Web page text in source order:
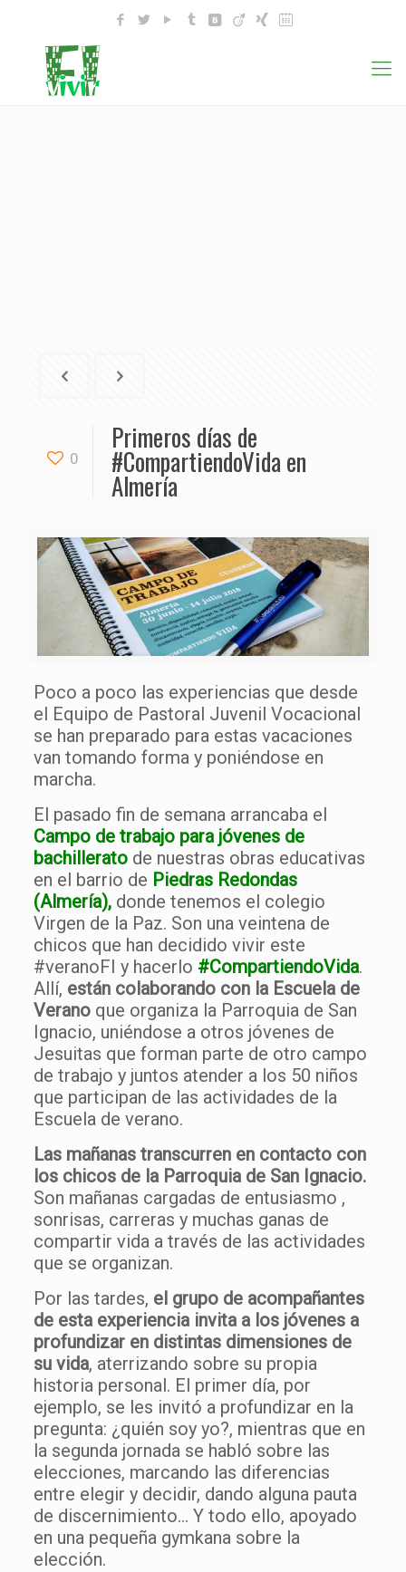
0
Primeros días de
#CompartiendoVida en
Almería
Poco a poco las experiencias que desde
el Equipo de Pastoral Juvenil Vocacional
se han preparado para estas vacaciones
van tomando forma y poniéndose en
marcha.
El pasado fin de semana arrancaba el
Campo de trabajo para jóvenes de
bachilleratode nuestras obras educativas
en el barrio de Piedras Redondas
(Almería),donde tenemos el colegio
Virgen de la Paz. Son una veintena de
chicos que han decidido vivir este
#veranoFI y hacerlo #CompartiendoVida.
Allí, están colaborando con la Escuela de
Veranoque organiza la Parroquia de San
Ignacio, uniéndose a otros jóvenes de
Jesuitas que forman parte de otro campo
de trabajo y juntos atender a los 50 niños
que participan de las actividades de la
Escuela de verano.
Las mañanas transcurren en contacto con
los chicos de la Parroquia de San Ignacio.
Son mañanas cargadas de entusiasmo ,
sonrisas, carreras y muchas ganas de
compartir vida a través de las actividades
que se organizan.
Por las tardes, el grupo de acompañantes
de esta experiencia invita a los jóvenes a
profundizar en distintas dimensiones de
su vida, aterrizando sobre su propia
historia personal. El primer día, por
ejemplo, se les invitó a profundizar en la
pregunta: ¿quién soy yo?, mientras que en
la segunda jornada se habló sobre las
elecciones, marcando las diferencias
entre elegir y decidir, dando alguna pauta
de discernimiento… Y todo ello, apoyado
en una pequeña gymkana sobre la
elección.